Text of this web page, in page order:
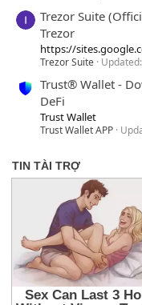
Trezor Suite
Trezor
https://
Trezor Suite Updated:
Trust® Wallet -
DeFi
Trust Wallet
Trust Wallet APP